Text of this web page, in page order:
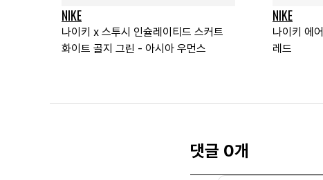
NIKE
나이키 x 스투시 인슐레이티드 스커트
화이트 골지 그린 - 아시아 우먼스
NIKE
나이키 에
레드
댓글 0개